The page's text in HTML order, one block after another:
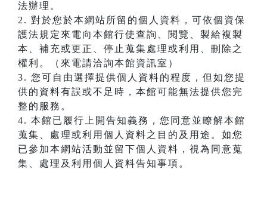
法辦理。
2. 對於您於本網站所留的個人資料，可依個資保
護法規定來電向本館行使查詢、閱覽、製給複製
本、補充或更正、停止蒐集處理或利用、刪除之
權利。（來電請洽詢本館資訊室）
3. 您可自由選擇提供個人資料的程度，但如您提
供的資料有誤或不足時，本館可能無法提供您完
整的服務。
4. 本館已履行上開告知義務，您同意並瞭解本館
蒐集、處理或利用個人資料之目的及用途。如您
已參加本網站活動並留下個人資料，視為同意蒐
集、處理及利用個人資料告知事項。